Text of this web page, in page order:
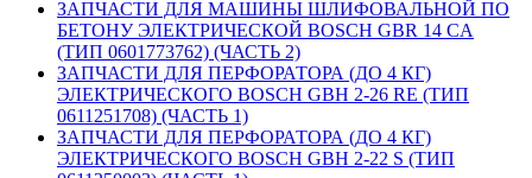
ЗАПЧАСТИ ДЛЯ МАШИНЫ ШЛИФОВАЛЬНОЙ ПО
БЕТОНУ ЭЛЕКТРИЧЕСКОЙ BOSCH GBR 14 CA
(ТИП 0601773762) (ЧАСТЬ 2)
ЗАПЧАСТИ ДЛЯ ПЕРФОРАТОРА (ДО 4 КГ)
ЭЛЕКТРИЧЕСКОГО BOSCH GBH 2-26 RE (ТИП
0611251708) (ЧАСТЬ 1)
ЗАПЧАСТИ ДЛЯ ПЕРФОРАТОРА (ДО 4 КГ)
ЭЛЕКТРИЧЕСКОГО BOSCH GBH 2-22 S (ТИП